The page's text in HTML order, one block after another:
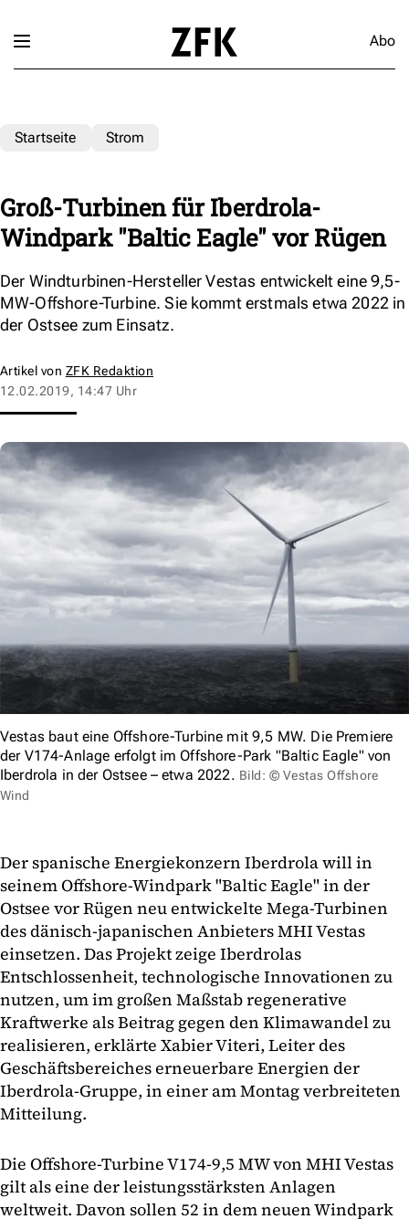
Abo
Startseite Strom
Groß-Turbinen für Iberdrola-
Windpark "Baltic Eagle" vor Rügen
Der Windturbinen-Hersteller Vestas entwickelt eine 9,5-
MW-Offshore-Turbine. Sie kommt erstmals etwa 2022 in
der Ostsee zum Einsatz.
Artikel von ZFK Redaktion
12.02.2019, 14:47 Uhr
Vestas baut eine Offshore-Turbine mit 9,5 MW. Die Premiere
der V174-Anlage erfolgt im Offshore-Park "Baltic Eagle" von
Iberdrola in der Ostsee – etwa 2022. Bild: © Vestas Offshore
Wind
Der spanische Energiekonzern Iberdrola will in
seinem Offshore-Windpark "Baltic Eagle" in der
Ostsee vor Rügen neu entwickelte Mega-Turbinen
des dänisch-japanischen Anbieters MHI Vestas
einsetzen. Das Projekt zeige Iberdrolas
Entschlossenheit, technologische Innovationen zu
nutzen, um im großen Maßstab regenerative
Kraftwerke als Beitrag gegen den Klimawandel zu
realisieren, erklärte Xabier Viteri, Leiter des
Geschäftsbereiches erneuerbare Energien der
Iberdrola-Gruppe, in einer am Montag verbreiteten
Mitteilung.
Die Offshore-Turbine V174-9,5 MW von MHI Vestas
gilt als eine der leistungsstärksten Anlagen
weltweit. Davon sollen 52 in dem neuen Windpark